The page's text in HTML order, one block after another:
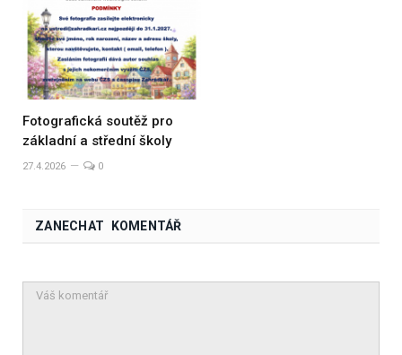
Fotografická soutěž pro
základní a střední školy
27.4.2026 0
ZANECHAT KOMENTÁŘ